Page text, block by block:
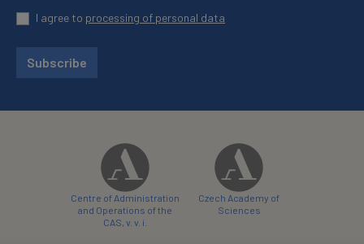
I agree to processing of personal data
Subscribe
Centre of Administration
and Operations of the
CAS, v. v. i.
Czech Academy of
Sciences